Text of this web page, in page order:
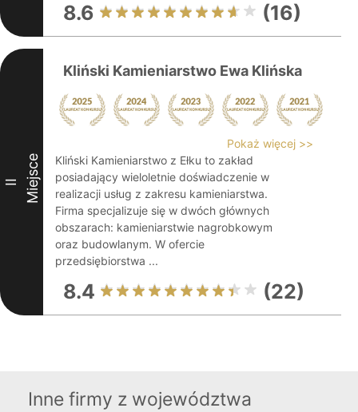
8.6 (16)
II Miejsce
Kliński Kamieniarstwo Ewa Klińska
Pokaż więcej >>
Kliński Kamieniarstwo z Ełku to zakład
posiadający wieloletnie doświadczenie w
realizacji usług z zakresu kamieniarstwa.
Firma specjalizuje się w dwóch głównych
obszarach: kamieniarstwie nagrobkowym
oraz budowlanym. W ofercie
przedsiębiorstwa ...
8.4 (22)
Inne firmy z województwa